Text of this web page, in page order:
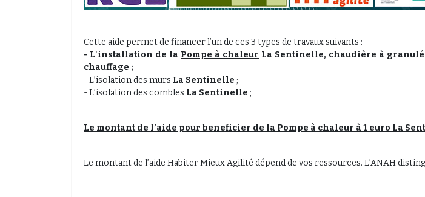
Cette aide permet de financer l’un de ces 3 types de travaux suivants :
- L'installation de la Pompe à chaleur La Sentinelle, chaudière à
chauffage ;
- L’isolation des murs La Sentinelle ;
- L’isolation des combles La Sentinelle ;
Le montant de l’aide pour beneficier de la Pompe à chaleur à 1 euro La
Le montant de l’aide Habiter Mieux Agilité dépend de vos ressources. L’ANAH